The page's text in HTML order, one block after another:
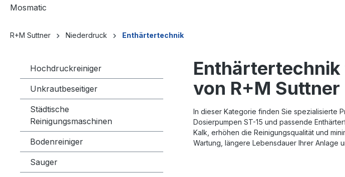
Mosmatic
R+M Suttner Niederdruck Enthärtertechnik
Hochdruckreiniger
Unkrautbeseitiger
Städtische
Reinigungsmaschinen
Bodenreiniger
Sauger
von R+M Suttner
In dieser Kategorie finden Sie spezialisierte
Dosierpumpen ST-15 und passende
Kalk, erhöhen die Reinigungsqualität und
Wartung, längere Lebensdauer Ihrer Anlage